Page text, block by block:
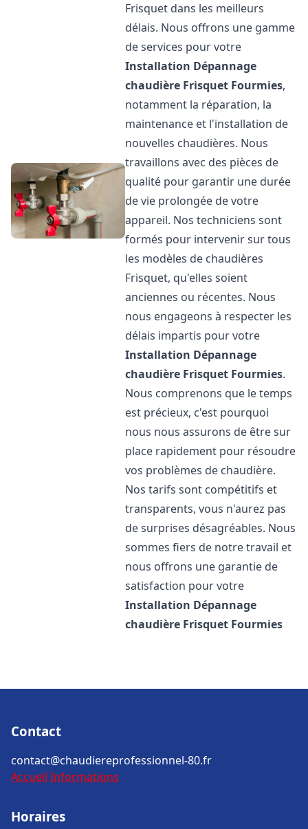
Frisquet dans les meilleurs
délais. Nous offrons une gamme
de services pour votre
Installation Dépannage
chaudière Frisquet Fourmies,
notamment la réparation, la
maintenance et l'installation de
nouvelles chaudières. Nous
travaillons avec des pièces de
qualité pour garantir une durée
de vie prolongée de votre
appareil. Nos techniciens sont
formés pour intervenir sur tous
les modèles de chaudières
Frisquet, qu'elles soient
anciennes ou récentes. Nous
nous engageons à respecter les
délais impartis pour votre
Installation Dépannage
chaudière Frisquet Fourmies.
Nous comprenons que le temps
est précieux, c'est pourquoi
nous nous assurons de être sur
place rapidement pour résoudre
vos problèmes de chaudière.
Nos tarifs sont compétitifs et
transparents, vous n'aurez pas
de surprises désagréables. Nous
sommes fiers de notre travail et
nous offrons une garantie de
satisfaction pour votre
Installation Dépannage
chaudière Frisquet Fourmies
Contact
contact@chaudiereprofessionnel-80.fr
Accueil Informations
Horaires